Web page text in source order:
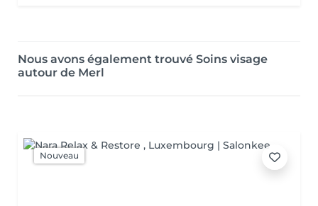
Nous avons également trouvé Soins visage
autour de Merl
Nouveau